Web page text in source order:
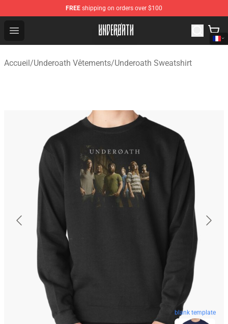
FREE shipping on orders over $100
Open menu
Underoath Store - Official Underoath Merchandise Shop
Accueil/Underoath Vêtements/Underoath Sweatshirt
blank template